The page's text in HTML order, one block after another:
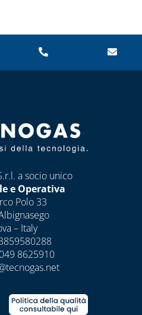
a socio unico
e Operativa
Polo 33
– Italy
8625910